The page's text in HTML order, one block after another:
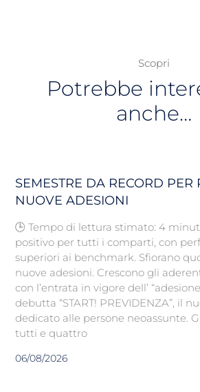
Scopri
Potrebbe
anche…
SEMESTRE DA RECORD PER
NUOVE ADESIONI
🕒 Tempo di lettura stimato: 4
positivo per tutti i comparti, con
superiori ai benchmark. Sfiorano
nuove adesioni. Crescono gli
con l’entrata in vigore dell’
debutta “START! PREVIDENZA”, il
dedicato alle persone neoassunte.
tutti e quattro
06/08/2026